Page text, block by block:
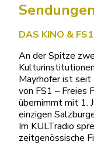
DAS KINO &
An der Spitze
Mayrhofer ist
von FS1 – Freies
übernimmt mit 1.
einzigen
Im KULTradio
zeitgenössische